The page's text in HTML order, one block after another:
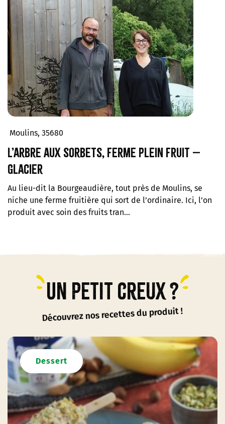
Moulins, 35680
L’arbre aux sorbets, ferme plein fruit –
Glacier
Au lieu-dit la Bourgeaudière, tout près de Moulins, se
niche une ferme fruitière qui sort de l’ordinaire. Ici, l’on
produit avec soin des fruits tran…
Un petit creux ?
Découvrez nos recettes du produit !
Dessert